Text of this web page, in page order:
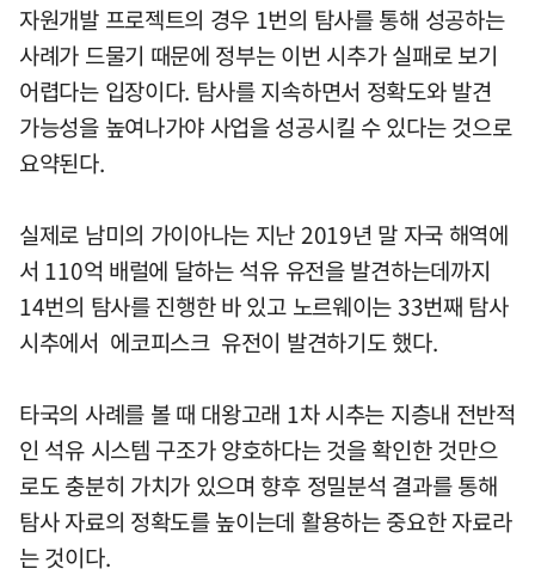
자원개발 프로젝트의 경우 1번의 탐사를 통해 성공하는
사례가 드물기 때문에 정부는 이번 시추가 실패로 보기
어렵다는 입장이다. 탐사를 지속하면서 정확도와 발견
가능성을 높여나가야 사업을 성공시킬 수 있다는 것으로
요약된다.
실제로 남미의 가이아나는 지난 2019년 말 자국 해역에
서 110억 배럴에 달하는 석유 유전을 발견하는데까지
14번의 탐사를 진행한 바 있고 노르웨이는 33번째 탐사
시추에서 에코피스크 유전이 발견하기도 했다.
타국의 사례를 볼 때 대왕고래 1차 시추는 지층내 전반적
인 석유 시스템 구조가 양호하다는 것을 확인한 것만으
로도 충분히 가치가 있으며 향후 정밀분석 결과를 통해
탐사 자료의 정확도를 높이는데 활용하는 중요한 자료라
는 것이다.